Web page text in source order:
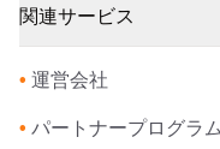
関連サービス
• 運営会社
• パートナープログラム